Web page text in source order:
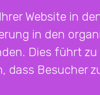
Website in
in den
Dies führt zu
dass Besucher